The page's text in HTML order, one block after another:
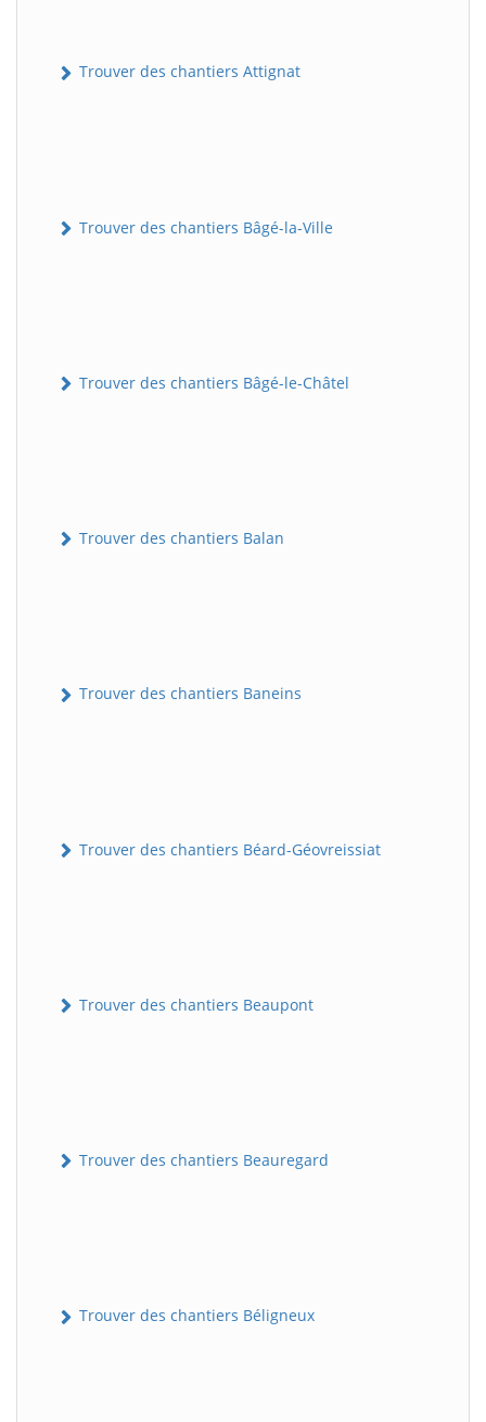
Trouver des chantiers Attignat
Trouver des chantiers Bâgé-la-Ville
Trouver des chantiers Bâgé-le-Châtel
Trouver des chantiers Balan
Trouver des chantiers Baneins
Trouver des chantiers Béard-Géovreissiat
Trouver des chantiers Beaupont
Trouver des chantiers Beauregard
Trouver des chantiers Béligneux